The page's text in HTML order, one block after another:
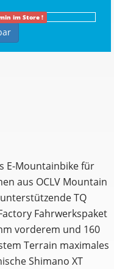
im Store !
E-Mountainbike für
aus OCLV Mountain
TQ
Fahrwerkspaket
vorderem und 160
Terrain maximales
Shimano XT